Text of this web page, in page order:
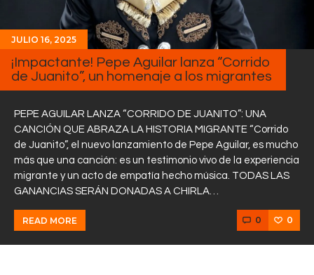
Programas
Noticias
Equipo
Sobre Nosotros
JULIO 16, 2025
¡Impactante! Pepe Aguilar lanza “Corrido
de Juanito”, un homenaje a los migrantes
PEPE AGUILAR LANZA “CORRIDO DE JUANITO”: UNA
CANCIÓN QUE ABRAZA LA HISTORIA MIGRANTE “Corrido
de Juanito”, el nuevo lanzamiento de Pepe Aguilar, es mucho
más que una canción: es un testimonio vivo de la experiencia
migrante y un acto de empatía hecho música. TODAS LAS
GANANCIAS SERÁN DONADAS A CHIRLA…
READ MORE 0 0